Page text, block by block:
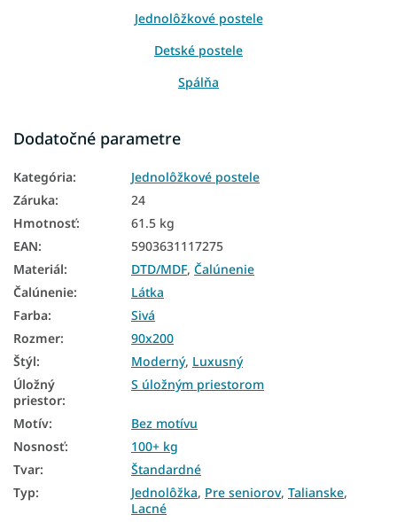
Jednolôžkové postele
Detské postele
Spálňa
Postele
Lacné matrace
Detské postele a postieľky
Detské postele 90x200
Detské postele s úložným priestorom
Jednolôžkové postele 90x200
Postele s úložným priestorom
Postele 90x200 s úložným priestorom
Luxusné postele
Čalúnené postele 90x200
Sivé čalúnené postele
Dodatočné parametre
Kategória:
Jednolôžkové postele
Záruka:
24
Hmotnosť:
61.5 kg
EAN:
5903631117275
Materiál: DTD/MDF, Čalúnenie
Čalúnenie:
Látka
Farba:
Sivá
Rozmer:
90x200
Štýl: Moderný, Luxusný
Úložný
priestor:
S úložným priestorom
Motív:
Bez motívu
Nosnosť:
100+ kg
Tvar:
Štandardné
Typ: Jednolôžka, Pre seniorov, Talianske,
Lacné